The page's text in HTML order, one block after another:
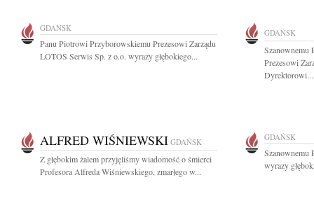
GDAŃSK
Panu Piotrowi Przyborowskiemu Prezesowi Zarządu
LOTOS Serwis Sp. z o.o. wyrazy głębokiego...
GDAŃSK
Szanownemu
Prezesowi
Dyrektorowi...
ALFRED WIŚNIEWSKI GDAŃSK
Z głębokim żalem przyjęliśmy wiadomość o śmierci
Profesora Alfreda Wiśniewskiego, zmarłego w...
GDAŃSK
Szanownemu
wyrazy